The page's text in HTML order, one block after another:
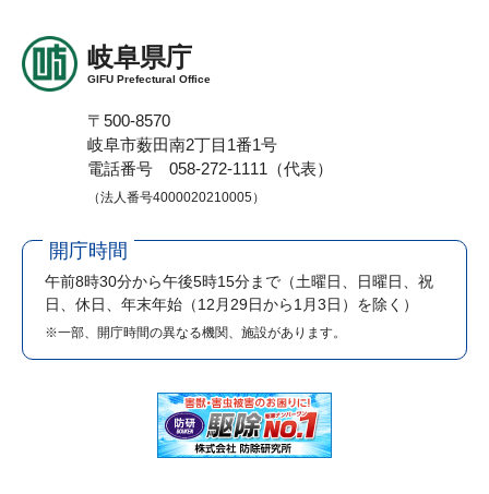
岐阜県庁
GIFU Prefectural Office
〒500-8570
岐阜市薮田南2丁目1番1号
電話番号 058-272-1111（代表）
（法人番号4000020210005）
開庁時間
午前8時30分から午後5時15分まで （土曜日、日曜日、祝
日、休日、年末年始（12月29日から1月3日）を除く）
※一部、開庁時間の異なる機関、施設があります。